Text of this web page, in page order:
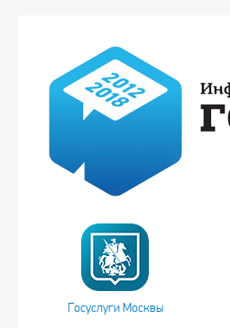
Госуслуги Москвы